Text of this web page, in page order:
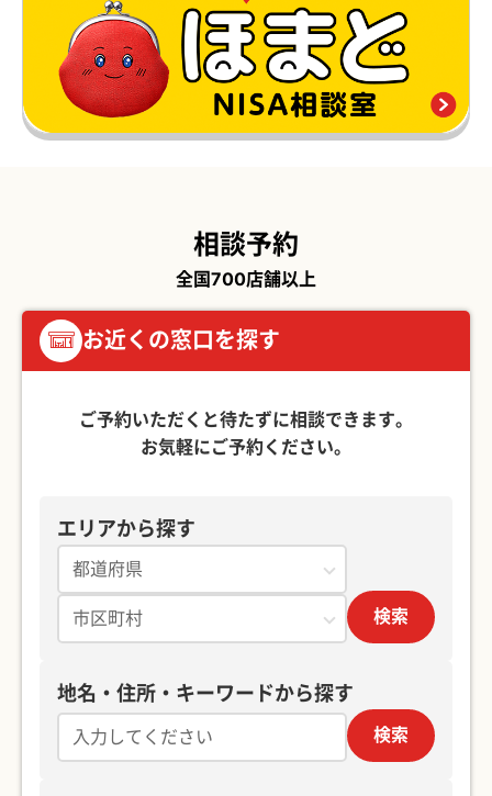
相談予約
全国700店舗以上
お近くの窓口を探す
ご予約いただくと待たずに相談できます。
お気軽にご予約ください。
エリアから探す
検索
地名・住所・キーワードから探す
検索